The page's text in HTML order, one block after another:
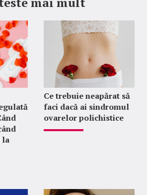
la
Ce trebuie neapărat să
faci dacă ai sindromul
ovarelor polichistice